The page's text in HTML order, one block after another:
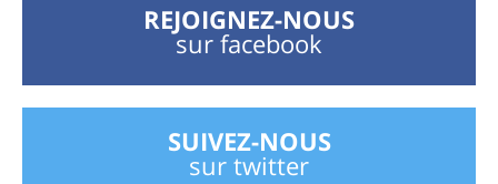
REJOIGNEZ-NOUS
sur facebook
SUIVEZ-NOUS
sur twitter